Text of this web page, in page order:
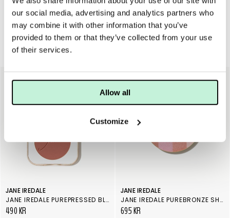
our social media, advertising and analytics partners who
may combine it with other information that you’ve
provided to them or that they’ve collected from your use
of their services.
Allow all
Customize
JANE IREDALE
JANE IREDALE PUREPRESSED BLUSH MYSTIQUE
490 KR
JANE IREDALE
JANE IREDALE PUREBRONZE SHIMMER REFILL ROSE DAWN
695 KR